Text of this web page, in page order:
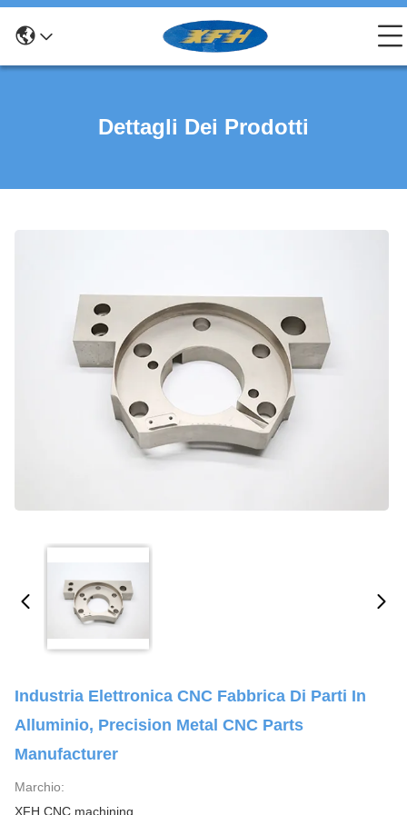
Dettagli Dei Prodotti
Industria Elettronica CNC Fabbrica Di Parti In
Alluminio, Precision Metal CNC Parts
Manufacturer
Marchio:
XFH CNC machining